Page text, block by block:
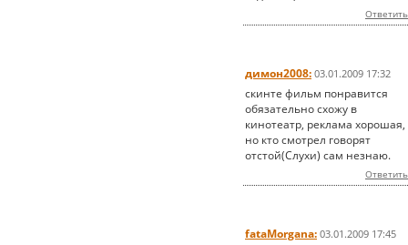
Ответить
димон2008: 03.01.2009 17:32
скинте фильм понравится
обязательно схожу в
кинотеатр, реклама хорошая,
но кто смотрел говорят
отстой(Слухи) сам незнаю.
Ответить
fataMorgana: 03.01.2009 17:45